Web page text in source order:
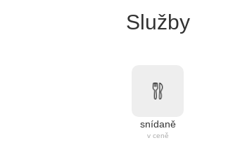
Služby
snídaně
v ceně